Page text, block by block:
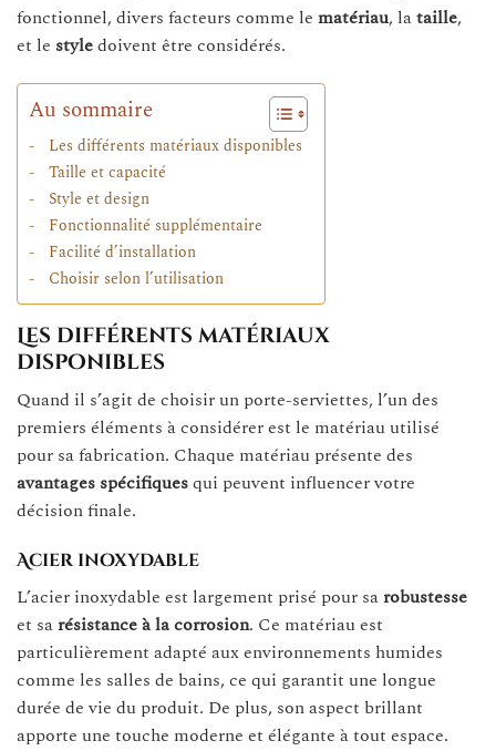
fonctionnel, divers facteurs comme le matériau, lataille,
et le styledoivent être considérés.
Au sommaire
Les différents matériaux disponibles
Taille et capacité
Style et design
Fonctionnalité supplémentaire
Facilité d’installation
Choisir selon l’utilisation
Les différents matériaux
disponibles
Quand il s’agit de choisir un porte-serviettes, l’un des
premiers éléments à considérer est le matériau utilisé
pour sa fabrication. Chaque matériau présente des
avantages spécifiquesqui peuvent influencer votre
décision finale.
Acier inoxydable
L’acier inoxydable est largement prisé pour sarobustesse
et sarésistance à la corrosion. Ce matériau est
particulièrement adapté aux environnements humides
comme les salles de bains, ce qui garantit une longue
durée de vie du produit. De plus, son aspect brillant
apporte une touche moderne et élégante à tout espace.